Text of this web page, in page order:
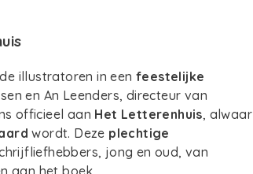
illustratoren in een feestelijke
en An Leenders, directeur van
officieel aan Het Letterenhuis, alwaar
wordt. Deze plechtige
jong en oud, van
aan het boek.